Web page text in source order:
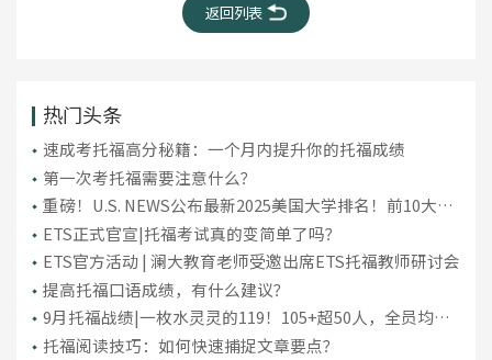
返回列表
热门头条
​速成考托福高分秘籍：一个月内提升你的托福成绩
第一次考托福需要注意什么？
重磅！U.S. NEWS公布最新2025美国大学排名！前10大洗
牌，纽大重回TOP30！
ETS正式官宣|托福考试真的变简单了吗？
ETS官方活动 | 澜大教育老师受邀出席ETS托福教师研讨会
提高托福口语成绩，有什么建议？
9月托福战绩|一枚水灵灵的119！105+超50人，全员均分
破百！
托福阅读技巧：如何快速捕捉文章要点？